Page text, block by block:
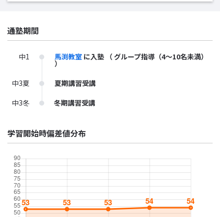
通塾期間
中1 馬渕教室 に入塾 （ グループ指導（4～10名未満）
）
中3夏
夏期講習受講
中3冬
冬期講習受講
学習開始時偏差値分布